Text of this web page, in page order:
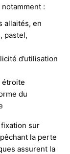
:
allaités, en
pastel,
d’utilisation
étroite
du
sur
la perte
assurent la